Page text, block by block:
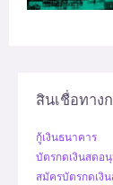
สินเชื่อทาง
กู้เงินธนาคาร
บัตรกดเงินสดอ
สมัครบัตรกดเงิ